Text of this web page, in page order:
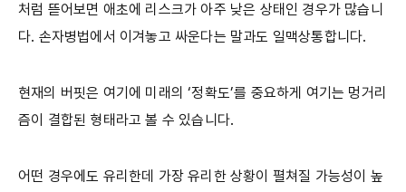
처럼 뜯어보면 애초에 리스크가 아주 낮은 상태인 경우가 많습니
다. 손자병법에서 이겨놓고 싸운다는 말과도 일맥상통합니다.
현재의 버핏은 여기에 미래의 ‘정확도’를 중요하게 여기는 멍거리
즘이 결합된 형태라고 볼 수 있습니다.
어떤 경우에도 유리한데 가장 유리한 상황이 펼쳐질 가능성이 높